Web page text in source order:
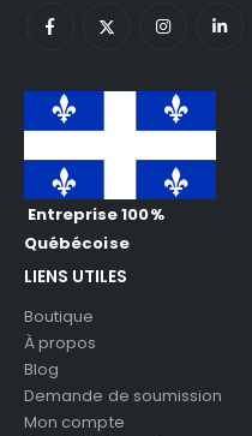
Entreprise 100%
Québécoise
LIENS UTILES
Boutique
À propos
Blog
Demande de soumission
Mon compte